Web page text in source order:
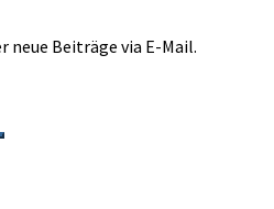
neue Beiträge via E-Mail.